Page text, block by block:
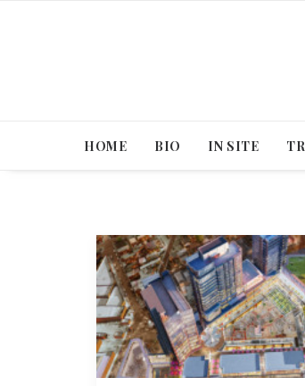
HOME BIO IN SITE